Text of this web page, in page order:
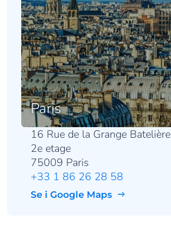
Paris
16 Rue de la Grange Batelière
2e etage
75009 Paris
+33 1 86 26 28 58
Se i Google Maps